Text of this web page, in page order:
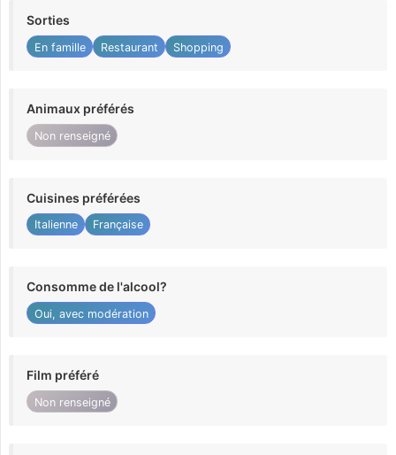
Sorties
En famille Restaurant Shopping
Animaux préférés
Non renseigné
Cuisines préférées
Italienne Française
Consomme de l'alcool?
Oui, avec modération
Film préféré
Non renseigné